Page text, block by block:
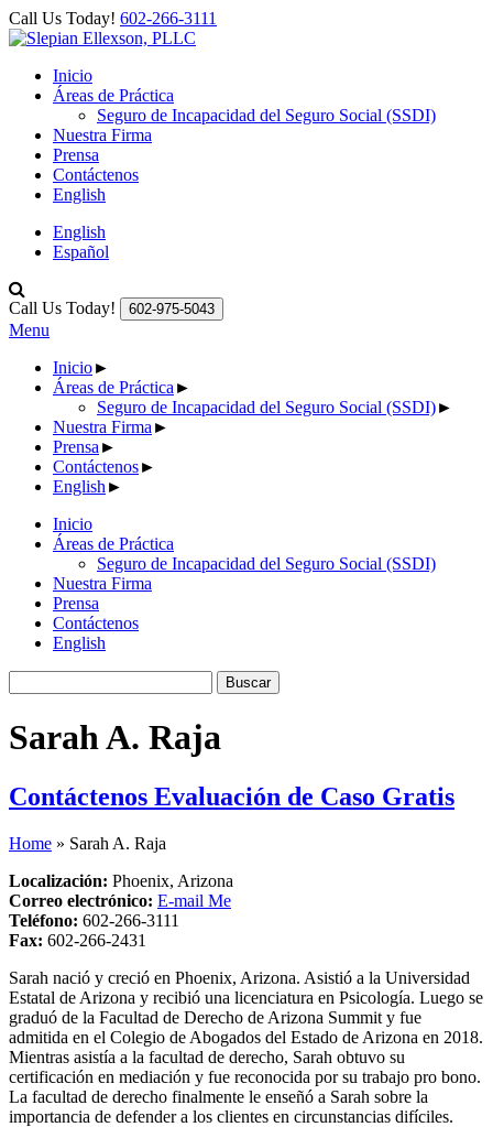
Call Us Today! 602-266-3111
Inicio
Áreas de Práctica
Seguro de Incapacidad del Seguro Social (SSDI)
Nuestra Firma
Prensa
Contáctenos
English
English
Español
Call Us Today! 602-975-5043
Menu
Inicio►
Áreas de Práctica ►
Seguro de Incapacidad del Seguro Social (SSDI)►
Nuestra Firma ►
Prensa ►
Contáctenos►
English ►
Inicio
Áreas de Práctica
Seguro de Incapacidad del Seguro Social (SSDI)
Nuestra Firma
Prensa
Contáctenos
English
Sarah A. Raja
Contáctenos Evaluación de Caso Gratis
Home » Sarah A. Raja
Localización: Phoenix, Arizona
Correo electrónico: E-mail Me
Teléfono: 602-266-3111
Fax: 602-266-2431
Sarah nació y creció en Phoenix, Arizona. Asistió a la Universidad
Estatal de Arizona y recibió una licenciatura en Psicología. Luego se
graduó de la Facultad de Derecho de Arizona Summit y fue
admitida en el Colegio de Abogados del Estado de Arizona en 2018.
Mientras asistía a la facultad de derecho, Sarah obtuvo su
certificación en mediación y fue reconocida por su trabajo pro bono.
La facultad de derecho finalmente le enseñó a Sarah sobre la
importancia de defender a los clientes en circunstancias difíciles.